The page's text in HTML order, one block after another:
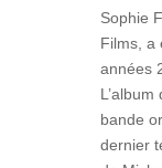
Sophie
Films, a
années
bande
dernier